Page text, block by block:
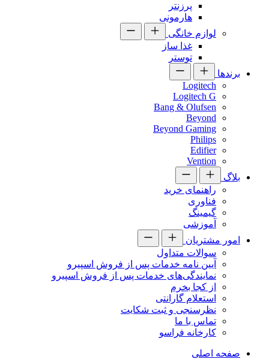
پرزنتر
هارمونی
لوازم خانگی
غذا ساز
توستر
برندها
Logitech
Logitech G
Bang & Olufsen
Beyond
Beyond Gaming
Philips
Edifier
Vention
بلاگ
راهنمای خرید
فناوری
گیمینگ
آموزشی
امور مشتریان
سوالات متداول
آیین نامه خدمات پس از فروش اسپیرو
نمایندگی‌های خدمات پس از فروش اسپیرو
از کجا بخرم
استعلام گارانتی
نظرسنجی و ثبت شکایت
تماس با ما
کارخانه فراسو
صفحه اصلی